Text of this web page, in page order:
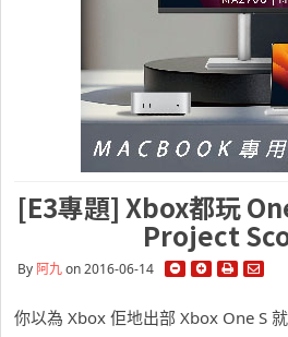
[E3專題] Xbox都玩
Project
By 阿九on 2016-06-14
你以為 Xbox 佢地出部 Xbox One S